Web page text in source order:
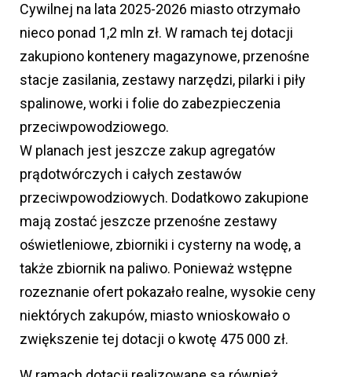
Cywilnej na lata 2025-2026 miasto otrzymało
nieco ponad 1,2 mln zł. W ramach tej dotacji
zakupiono kontenery magazynowe, przenośne
stacje zasilania, zestawy narzędzi, pilarki i piły
spalinowe, worki i folie do zabezpieczenia
przeciwpowodziowego.
W planach jest jeszcze zakup agregatów
prądotwórczych i całych zestawów
przeciwpowodziowych. Dodatkowo zakupione
mają zostać jeszcze przenośne zestawy
oświetleniowe, zbiorniki i cysterny na wodę, a
także zbiornik na paliwo. Ponieważ wstępne
rozeznanie ofert pokazało realne, wysokie ceny
niektórych zakupów, miasto wnioskowało o
zwiększenie tej dotacji o kwotę 475 000 zł.